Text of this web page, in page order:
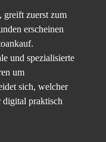
greift zuerst zum
erscheinen
und spezialisierte
um
sich, welcher
digital praktisch